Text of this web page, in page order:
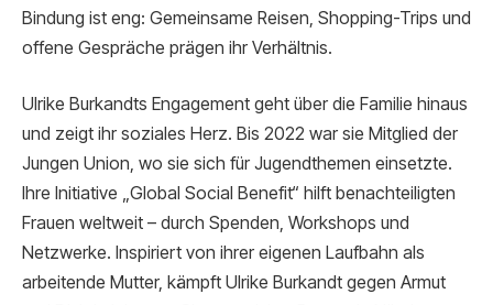
Bindung ist eng: Gemeinsame Reisen, Shopping-Trips und
offene Gespräche prägen ihr Verhältnis.
Ulrike Burkandts Engagement geht über die Familie hinaus
und zeigt ihr soziales Herz. Bis 2022 war sie Mitglied der
Jungen Union, wo sie sich für Jugendthemen einsetzte.
Ihre Initiative „Global Social Benefit“ hilft benachteiligten
Frauen weltweit – durch Spenden, Workshops und
Netzwerke. Inspiriert von ihrer eigenen Laufbahn als
arbeitende Mutter, kämpft Ulrike Burkandt gegen Armut